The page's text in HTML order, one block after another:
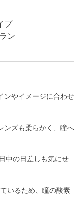
プ
ン
ンやイメージに合わせ
ンズも柔らかく、瞳へ
中の日差しも気にせ
いるため、瞳の酸素